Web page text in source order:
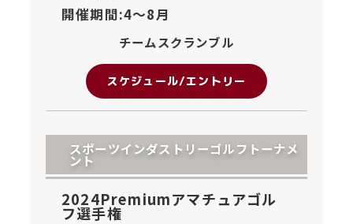
開催期間:4〜8月
チームスクランブル
スケジュール/エントリー
スポーツインダストリーゴルフトーナメ
ント
2024Premiumアマチュアゴル
フ選手権